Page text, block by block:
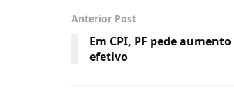
Anterior Post
Em CPI, PF pede
efetivo